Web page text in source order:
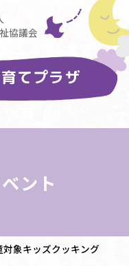
協議会
てプラザ
ント
対象キッズクッキング